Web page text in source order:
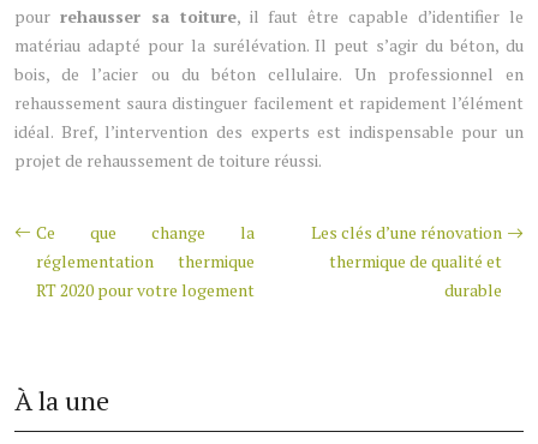
pour rehausser sa toiture, il faut être capable d’identifier le
matériau adapté pour la surélévation. Il peut s’agir du béton, du
bois, de l’acier ou du béton cellulaire. Un professionnel en
rehaussement saura distinguer facilement et rapidement l’élément
idéal. Bref, l’intervention des experts est indispensable pour un
projet de rehaussement de toiture réussi.
Ce que change la
réglementation thermique
RT 2020 pour votre logement
Les clés d’une rénovation
thermique de qualité et
durable
À la une